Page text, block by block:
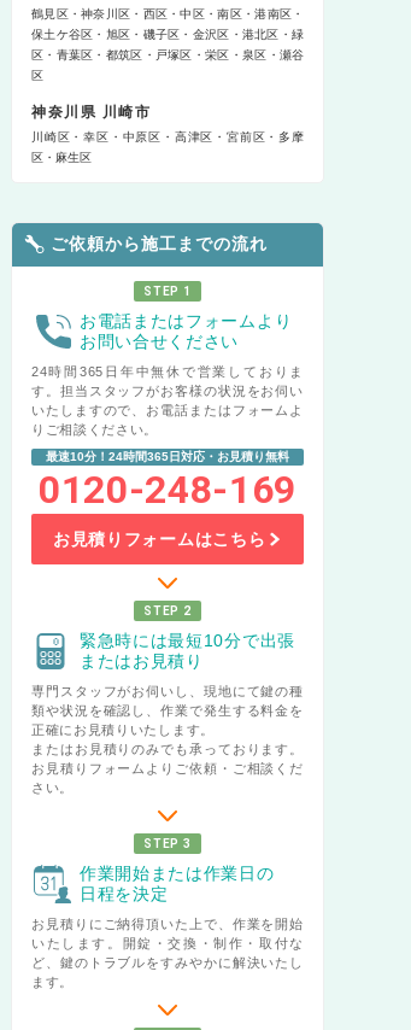
鶴見区 神奈川区 西区 中区 南区
港南区
保土ケ谷区
旭区 磯子区 金沢区 港北区
緑
区
青葉区 都筑区 戸塚区 栄区 泉区
瀬谷
区
神奈川県 川崎市
川崎区 幸区 中原区 高津区 宮前区
多摩
区
麻生区
ご依頼から施工までの流れ
STEP 1
お電話またはフォームより
お問い合せください
24時間365日年中無休で営業しておりま
す。担当スタッフがお客様の状況をお伺い
いたしますので、お電話またはフォームよ
りご相談ください。
最速10分！24時間365日対応・お見積り無料
0120-248-169
お見積りフォームはこちら
STEP 2
緊急時には最短10分で出張
またはお見積り
専門スタッフがお伺いし、現地にて鍵の種
類や状況を確認し、作業で発生する料金を
正確にお見積りいたします。
またはお見積りのみでも承っております。
お見積りフォームよりご依頼・ご相談くだ
さい。
STEP 3
作業開始または作業日の
日程を決定
お見積りにご納得頂いた上で、作業を開始
いたします。開錠・交換・制作・取付な
ど、鍵のトラブルをすみやかに解決いたし
ます。